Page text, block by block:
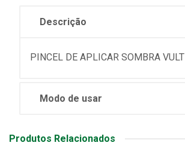
Descrição
PINCEL DE APLICAR SOMBRA VULT
Modo de usar
Produtos Relacionados